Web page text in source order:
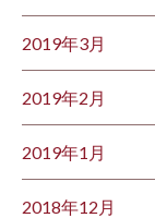
2019年3月
2019年2月
2019年1月
2018年12月